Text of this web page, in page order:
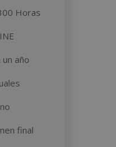
Horas
año
final